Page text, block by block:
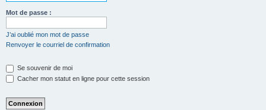
Mot de passe :
J’ai oublié mon mot de passe
Renvoyer le courriel de confirmation
Se souvenir de moi
Cacher mon statut en ligne pour cette session